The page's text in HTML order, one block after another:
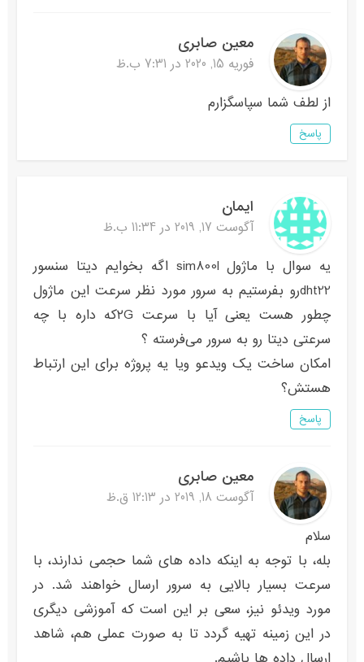
معین صابری
فوریه 15, 2020 در 7:31 ب.ظ
از لطف شما سپاسگزارم
پاسخ
ایمان
آگوست 17, 2019 در 11:34 ب.ظ
یه سوال با ماژول sim800l اگه بخوایم دیتا سنسور
dht22رو بفرستیم به سرور مورد نظر سرعت این ماژول
چطور هست یعنی آیا با سرعت ۲Gکه داره با چه
سرعتی دیتا رو به سرور می‌فرسته ؟
امکان ساخت یک ویدعو ویا یه پروژه برای این ارتباط
هستش؟
پاسخ
معین صابری
آگوست 18, 2019 در 12:13 ق.ظ
سلام
بله، با توجه به اینکه داده های شما حجمی ندارند، با
سرعت بسیار بالایی به سرور ارسال خواهند شد. در
مورد ویدئو نیز، سعی بر این است که آموزشی دیگری
در این زمینه تهیه گردد تا به صورت عملی هم، شاهد